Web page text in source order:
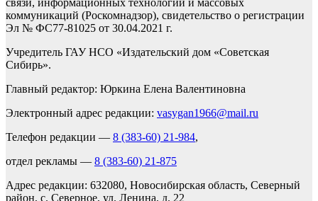
связи, информационных технологий и массовых
коммуникаций (Роскомнадзор), свидетельство о регистрации
Эл № ФС77-81025 от 30.04.2021 г.
Учредитель ГАУ НСО «Издательский дом «Советская
Сибирь».
Главный редактор: Юркина Елена Валентиновна
Электронный адрес редакции: vasygan1966@mail.ru
Телефон редакции — 8 (383-60) 21-984,
отдел рекламы — 8 (383-60) 21-875
Адрес редакции: 632080, Новосибирская область, Северный
район, с. Северное, ул. Ленина, д. 22